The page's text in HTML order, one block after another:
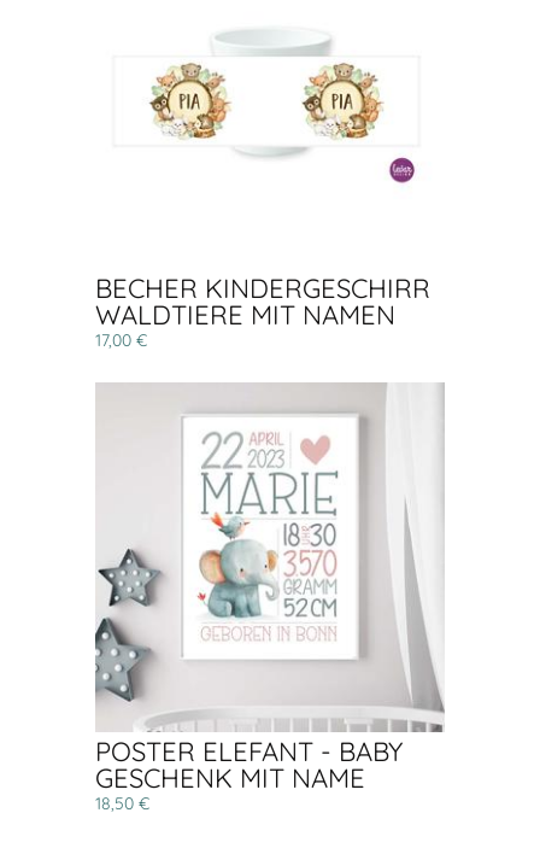
BECHER KINDERGESCHIRR
WALDTIERE MIT NAMEN
17,00 €
POSTER ELEFANT - BABY
GESCHENK MIT NAME
18,50 €